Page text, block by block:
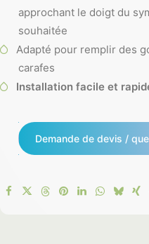
approchant le doigt du
souhaitée
Adapté pour remplir des
carafes
Installation facile et
Demande de devis /